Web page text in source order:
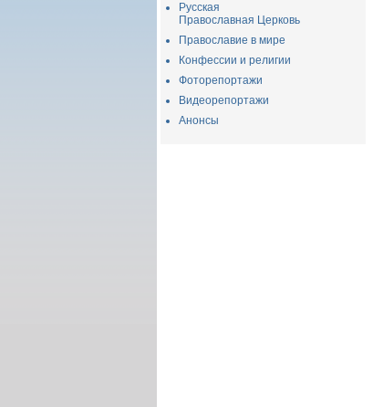
Русская
Православная Церковь
Православие в мире
Конфессии и религии
Фоторепортажи
Видеорепортажи
Анонсы